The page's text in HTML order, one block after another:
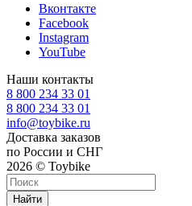
Вконтакте
Facebook
Instagram
YouTube
Наши контакты
8 800 234 33 01
8 800 234 33 01
info@toybike.ru
Доставка заказов
по России и СНГ
2026 © Toybike
Найти